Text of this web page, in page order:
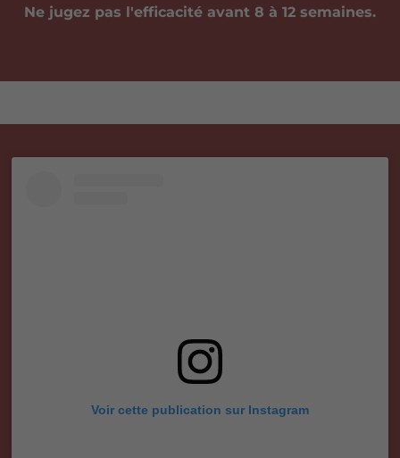
Ne jugez pas l'efficacité avant 8 à 12 semaines.
Voir cette publication sur Instagram